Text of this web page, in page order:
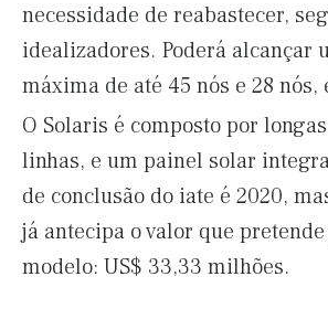
necessidade de reabastecer,
idealizadores. Poderá alcançar
máxima de até 45 nós e 28
O Solaris é composto por
linhas, e um painel solar
de conclusão do iate é 2020,
já antecipa o valor que
modelo: US$ 33,33 milhões.